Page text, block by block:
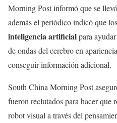
Morning Post informó que se
además el periódico indicó que
inteligencia artificialpara
de ondas del cerebro en
conseguir información adicional.
South China Morning Post
fueron reclutados para hacer que
robot visual a través del